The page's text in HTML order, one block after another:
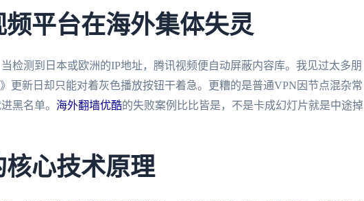
频平台在海外集体失灵
检测到日本或欧洲的IP地址，腾讯视频便自动屏蔽内容库。我见过太多朋
更新日却只能对着灰色播放按钮干着急。更糟的是普通VPN因节点混杂常
黑名单。 海外翻墙优酷的失败案例比比皆是，不是卡成幻灯片就是中途掉
心技术原理